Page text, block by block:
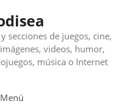
secciones de juegos, cine,
videos, humor,
música o Internet
Menú